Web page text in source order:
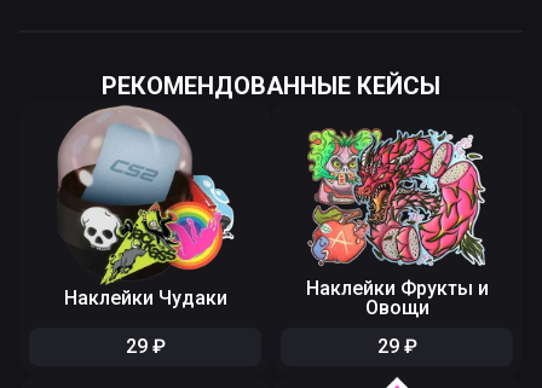
РЕКОМЕНДОВАННЫЕ КЕЙСЫ
Наклейки Чудаки
29 ₽
Наклейки Фрукты и
Овощи
29 ₽